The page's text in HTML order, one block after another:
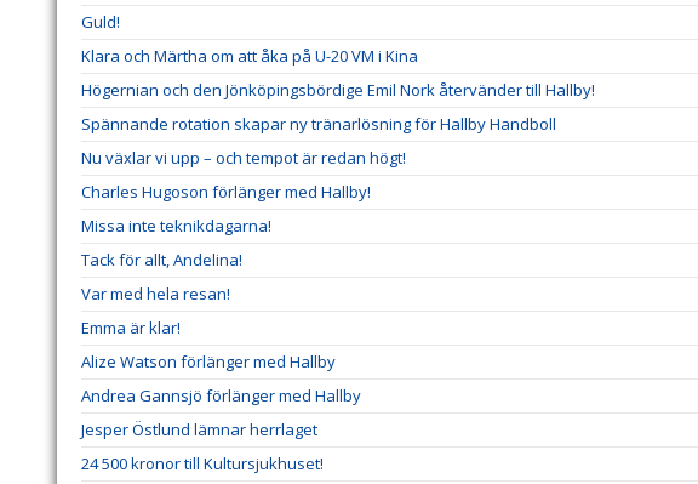
Guld!
Klara och Märtha om att åka på U-20 VM i Kina
Högernian och den Jönköpingsbördige Emil Nork återvänder till Hallby!
Spännande rotation skapar ny tränarlösning för Hallby Handboll
Nu växlar vi upp – och tempot är redan högt!
Charles Hugoson förlänger med Hallby!
Missa inte teknikdagarna!
Tack för allt, Andelina!
Var med hela resan!
Emma är klar!
Alize Watson förlänger med Hallby
Andrea Gannsjö förlänger med Hallby
Jesper Östlund lämnar herrlaget
24 500 kronor till Kultursjukhuset!